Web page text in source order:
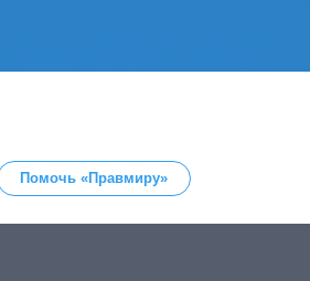
Помочь «Правмиру»